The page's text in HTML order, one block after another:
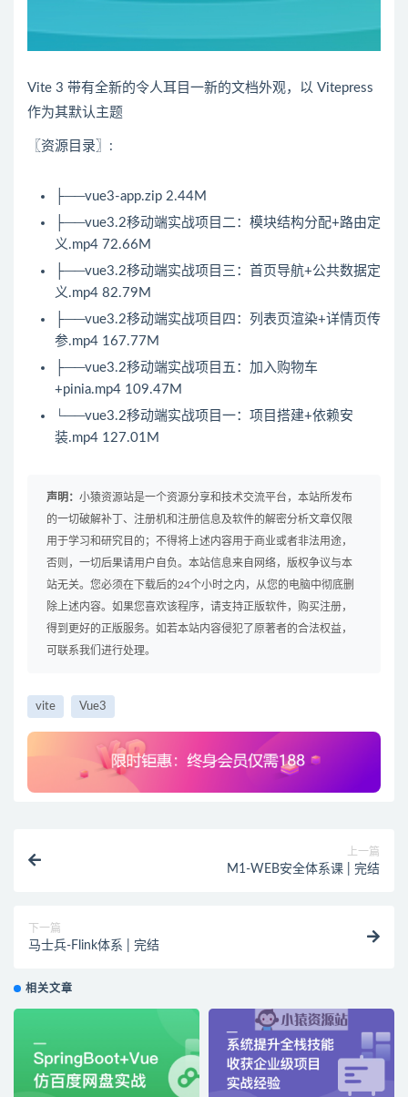
Vite 3 带有全新的令人耳目一新的文档外观，以 Vitepress
作为其默认主题
〖资源目录〗:
├──vue3-app.zip 2.44M
├──vue3.2移动端实战项目二：模块结构分配+路由定
义.mp4 72.66M
├──vue3.2移动端实战项目三：首页导航+公共数据定
义.mp4 82.79M
├──vue3.2移动端实战项目四：列表页渲染+详情页传
参.mp4 167.77M
├──vue3.2移动端实战项目五：加入购物车
+pinia.mp4 109.47M
└──vue3.2移动端实战项目一：项目搭建+依赖安
装.mp4 127.01M
声明： 小猿资源站是一个资源分享和技术交流平台，本站所发布
的一切破解补丁、注册机和注册信息及软件的解密分析文章仅限
用于学习和研究目的；不得将上述内容用于商业或者非法用途，
否则，一切后果请用户自负。本站信息来自网络，版权争议与本
站无关。您必须在下载后的24个小时之内，从您的电脑中彻底删
除上述内容。如果您喜欢该程序，请支持正版软件，购买注册，
得到更好的正版服务。如若本站内容侵犯了原著者的合法权益，
可联系我们进行处理。
vite Vue3
上一篇
M1-WEB安全体系课 | 完结
下一篇
马士兵-Flink体系 | 完结
相关文章